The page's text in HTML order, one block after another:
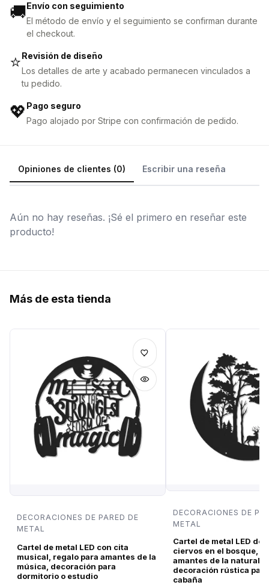
🚚Envío con seguimiento
El método de envío y el seguimiento se confirman durante
el checkout.
⭐Revisión de diseño
Los detalles de arte y acabado permanecen vinculados a
tu pedido.
💖 Pago seguro
Pago alojado por Stripe con confirmación de pedido.
Opiniones de clientes (0) Escribir una reseña
Aún no hay reseñas. ¡Sé el primero en reseñar este
producto!
Más de esta tienda
DECORACIONES DE PARED DE
METAL
Cartel de metal LED con cita
musical, regalo para amantes de la
música, decoración para
dormitorio o estudio
DECORACIONES DE
METAL
Cartel de metal LED de
ciervos en el bosque,
amantes de la
decoración rústica
cabaña